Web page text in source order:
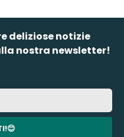
deliziose notizie
nostra newsletter!